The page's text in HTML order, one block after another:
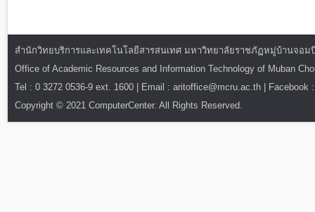
สำนักวิทยบริการและเทคโนโลยีสารสนเทศ มหาวิทยาลัยราชภัฏหมู่บ้านจอ
Office of Academic Resources and Information Technology of Muban
Tel : 0 3272 0536-9 ext. 1600 | Email : aritoffice@mcru.ac.th | Facebook
Copyright © 2021 ComputerCenter. All Rights Reserved.